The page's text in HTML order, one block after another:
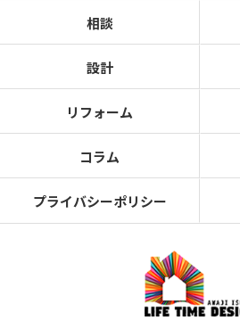
相談
設計
リフォーム
コラム
プライバシーポリシー